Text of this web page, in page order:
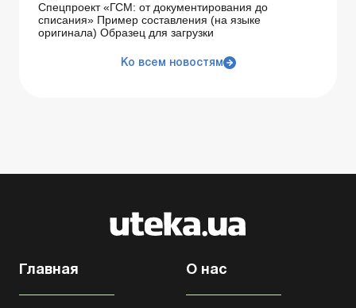
Спецпроект «ГСМ: от документирования до
списания» Пример составления (на языке
оригинала) Образец для загрузки
Ко всем новостям
Главная О нас